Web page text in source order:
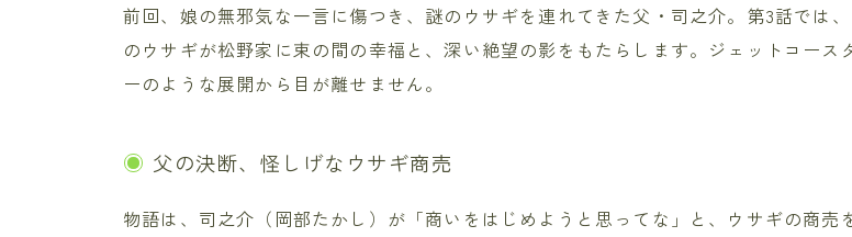
前回、娘の無邪気な一言に傷つき、謎のウサギを連れてきた父・司之介。第3話では
のウサギが松野家に束の間の幸福と、深い絶望の影をもたらします。ジェットコース
ーのような展開から目が離せません。
父の決断、怪しげなウサギ商売
物語は、司之介（岡部たかし）が「商いをはじめようと思ってな」と、ウサギの商売